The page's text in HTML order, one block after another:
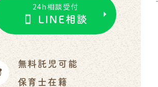
24h相談受付
LINE相談
無料託児可能
保育士在籍